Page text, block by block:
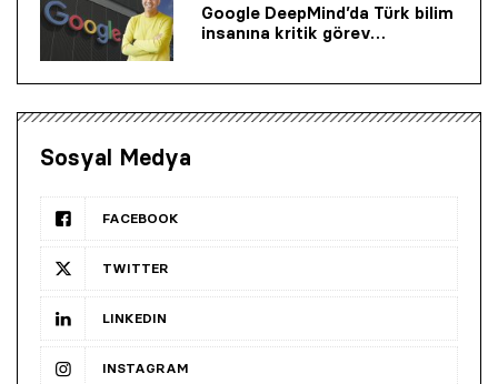
Google DeepMind’da Türk bilim
insanına kritik görev…
Sosyal Medya
FACEBOOK
TWITTER
LINKEDIN
INSTAGRAM